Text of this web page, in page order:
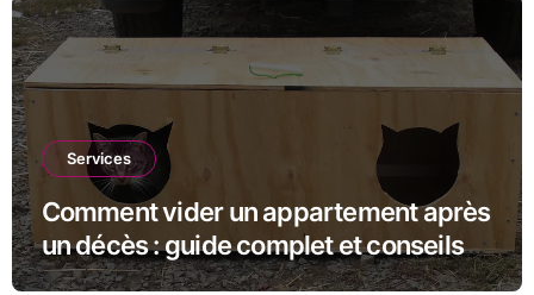
Services
Comment vider un appartement après
un décès : guide complet et conseils
pratiques